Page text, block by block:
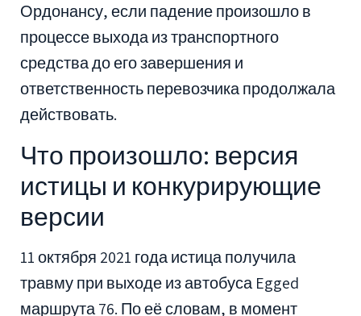
Ордонансу, если падение произошло в
процессе выхода из транспортного
средства до его завершения и
ответственность перевозчика продолжала
действовать.
Что произошло: версия
истицы и конкурирующие
версии
11 октября 2021 года истица получила
травму при выходе из автобуса Egged
маршрута 76. По её словам, в момент